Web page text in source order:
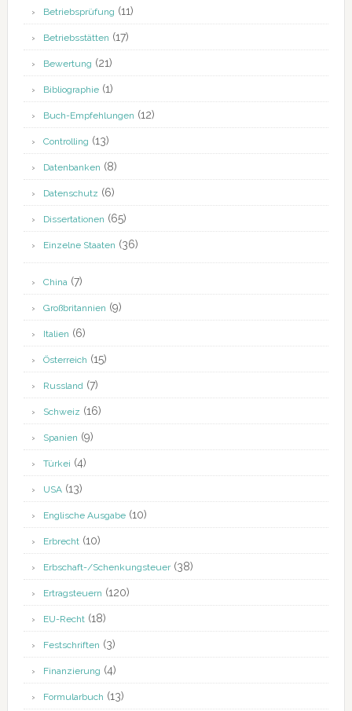
Betriebsprüfung (11)
Betriebsstätten (17)
Bewertung (21)
Bibliographie(1)
Buch-Empfehlungen (12)
Controlling (13)
Datenbanken (8)
Datenschutz (6)
Dissertationen (65)
Einzelne Staaten (36)
China(7)
Großbritannien (9)
Italien (6)
Österreich (15)
Russland(7)
Schweiz (16)
Spanien (9)
Türkei (4)
USA(13)
Englische Ausgabe(10)
Erbrecht(10)
Erbschaft-/Schenkungsteuer(38)
Ertragsteuern (120)
EU-Recht(18)
Festschriften (3)
Finanzierung (4)
Formularbuch (13)